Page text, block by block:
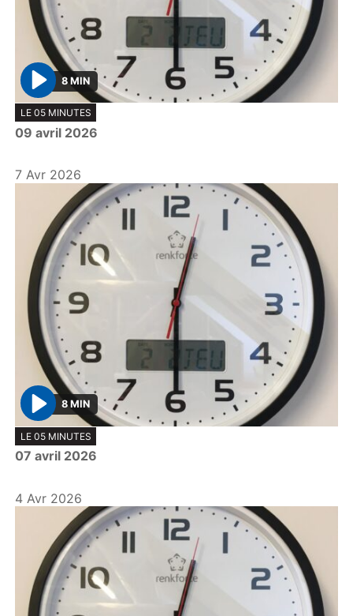
P
l
a
8 MIN
LE 05 MINUTES
09 avril 2026
7 Avr 2026
P
l
a
8 MIN
LE 05 MINUTES
07 avril 2026
4 Avr 2026